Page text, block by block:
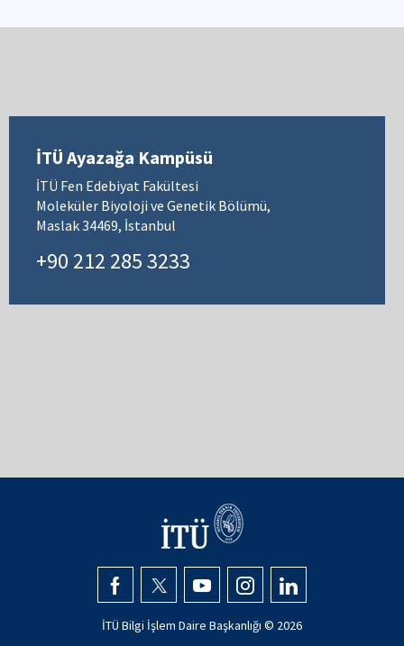
İTÜ Ayazağa Kampüsü
İTÜ Fen Edebiyat Fakültesi
Moleküler Biyoloji ve Genetik Bölümü,
Maslak 34469, İstanbul
+90 212 285 3233
İTÜ Bilgi İşlem Daire Başkanlığı © 2026